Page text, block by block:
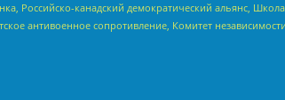
Российско-канадский демократический альянс,
антивоенное сопротивление, Комитет